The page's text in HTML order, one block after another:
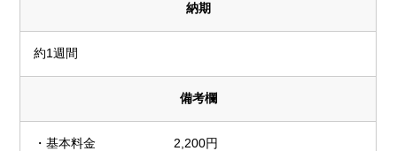
納期
約1週間
備考欄
・基本料金 2,200円